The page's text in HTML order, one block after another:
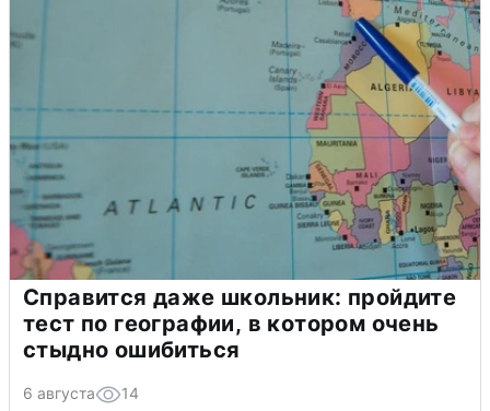
Справится даже школьник: пройдите
тест по географии, в котором очень
стыдно ошибиться
6 августа 14